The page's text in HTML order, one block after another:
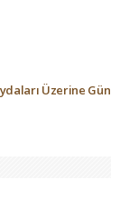
Üzerine Güncel